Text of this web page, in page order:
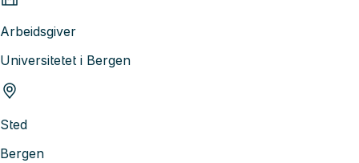
Arbeidsgiver
Universitetet i Bergen
Sted
Bergen